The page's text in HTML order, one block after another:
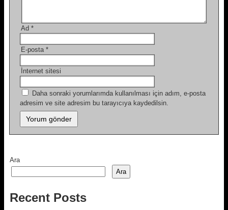
Ad *
E-posta *
İnternet sitesi
Daha sonraki yorumlarımda kullanılması için adım, e-posta
adresim ve site adresim bu tarayıcıya kaydedilsin.
Ara
Ara
Recent Posts